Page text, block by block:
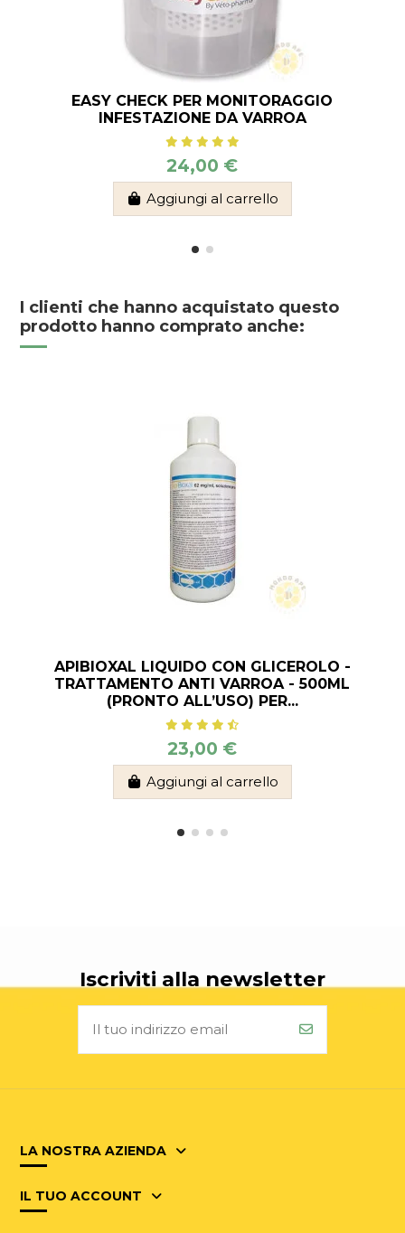
EASY CHECK PER MONITORAGGIO
INFESTAZIONE DA VARROA
24,00 €
Aggiungi al carrello
I clienti che hanno acquistato questo
prodotto hanno comprato anche:
APIBIOXAL LIQUIDO CON GLICEROLO -
TRATTAMENTO ANTI VARROA - 500ML
(PRONTO ALL’USO) PER...
23,00 €
Aggiungi al carrello
Iscriviti alla newsletter
LA NOSTRA AZIENDA
IL TUO ACCOUNT